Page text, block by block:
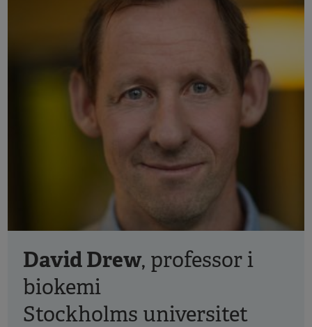
David Drew, professor i
biokemi
Stockholms universitet